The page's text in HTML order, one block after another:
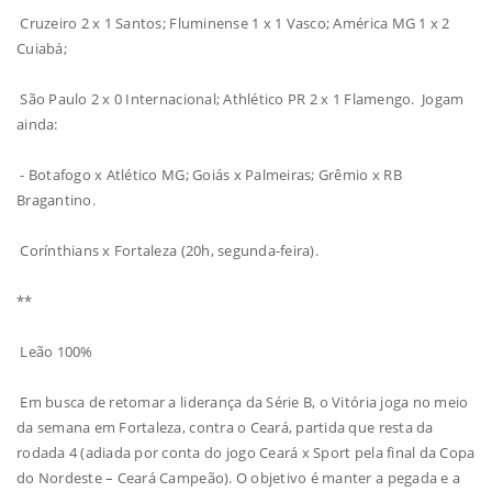
Cruzeiro 2 x 1 Santos; Fluminense 1 x 1 Vasco; América MG 1 x 2
Cuiabá;
São Paulo 2 x 0 Internacional; Athlético PR 2 x 1 Flamengo. Jogam
ainda:
- Botafogo x Atlético MG; Goiás x Palmeiras; Grêmio x RB
Bragantino.
Corínthians x Fortaleza (20h, segunda-feira).
**
Leão 100%
Em busca de retomar a liderança da Série B, o Vitória joga no meio
da semana em Fortaleza, contra o Ceará, partida que resta da
rodada 4 (adiada por conta do jogo Ceará x Sport pela final da Copa
do Nordeste – Ceará Campeão). O objetivo é manter a pegada e a